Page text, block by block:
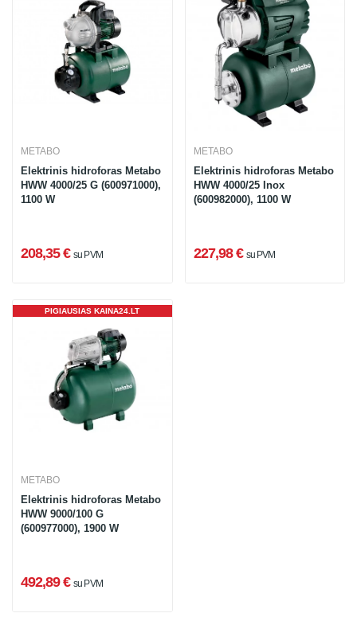
METABO
Elektrinis hidroforas Metabo
HWW 4000/25 G (600971000),
1100 W
208,35 € su PVM
METABO
Elektrinis hidroforas Metabo
HWW 4000/25 Inox
(600982000), 1100 W
227,98 € su PVM
PIGIAUSIAS KAINA24.LT
METABO
Elektrinis hidroforas Metabo
HWW 9000/100 G
(600977000), 1900 W
492,89 € su PVM